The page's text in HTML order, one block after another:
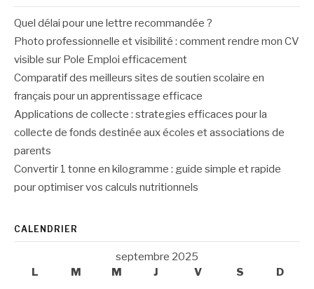
Quel délai pour une lettre recommandée ?
Photo professionnelle et visibilité : comment rendre mon CV
visible sur Pole Emploi efficacement
Comparatif des meilleurs sites de soutien scolaire en
français pour un apprentissage efficace
Applications de collecte : strategies efficaces pour la
collecte de fonds destinée aux écoles et associations de
parents
Convertir 1 tonne en kilogramme : guide simple et rapide
pour optimiser vos calculs nutritionnels
CALENDRIER
septembre 2025
L
M M J V S
D